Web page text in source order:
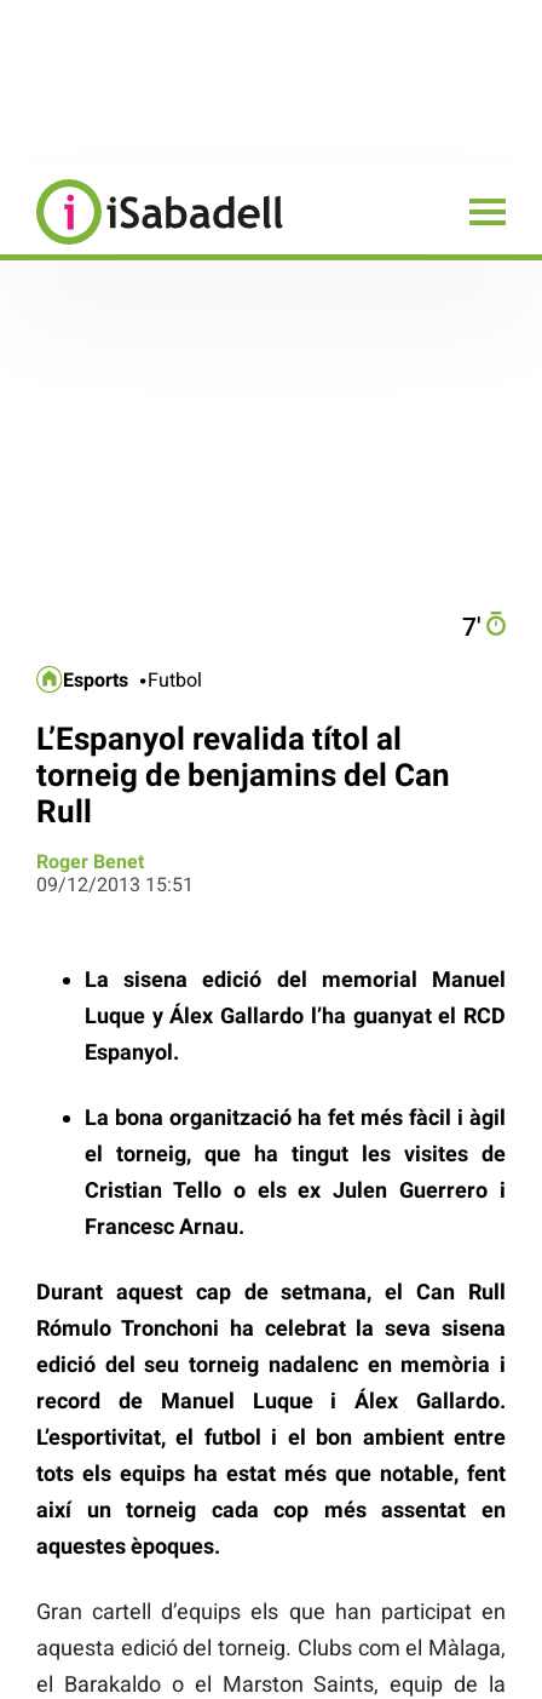
7′
Esports Futbol
L’Espanyol revalida títol al
torneig de benjamins del Can
Rull
Roger Benet
09/12/2013 15:51
La sisena edició del memorial Manuel
Luque y Álex Gallardo l’ha guanyat el RCD
Espanyol.
La bona organització ha fet més fàcil i àgil
el torneig, que ha tingut les visites de
Cristian Tello o els ex Julen Guerrero i
Francesc Arnau.
Durant aquest cap de setmana, el Can Rull
Rómulo Tronchoni ha celebrat la seva sisena
edició del seu torneig nadalenc en memòria i
record de Manuel Luque i Álex Gallardo.
L’esportivitat, el futbol i el bon ambient entre
tots els equips ha estat més que notable, fent
així un torneig cada cop més assentat en
aquestes èpoques.
Gran cartell d’equips els que han participat en
aquesta edició del torneig. Clubs com el Màlaga,
el Barakaldo o el Marston Saints, equip de la